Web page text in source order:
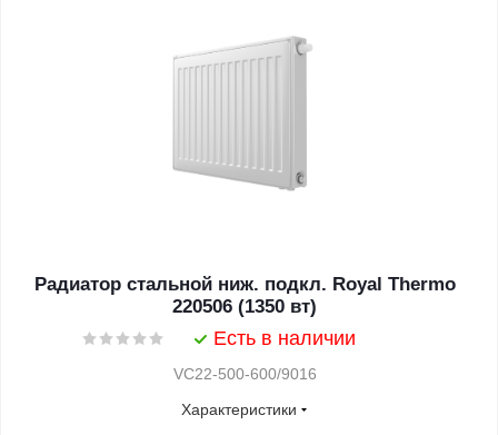
Радиатор стальной ниж. подкл. Royal Thermo
220506 (1350 вт)
Есть в наличии
VC22-500-600/9016
Характеристики